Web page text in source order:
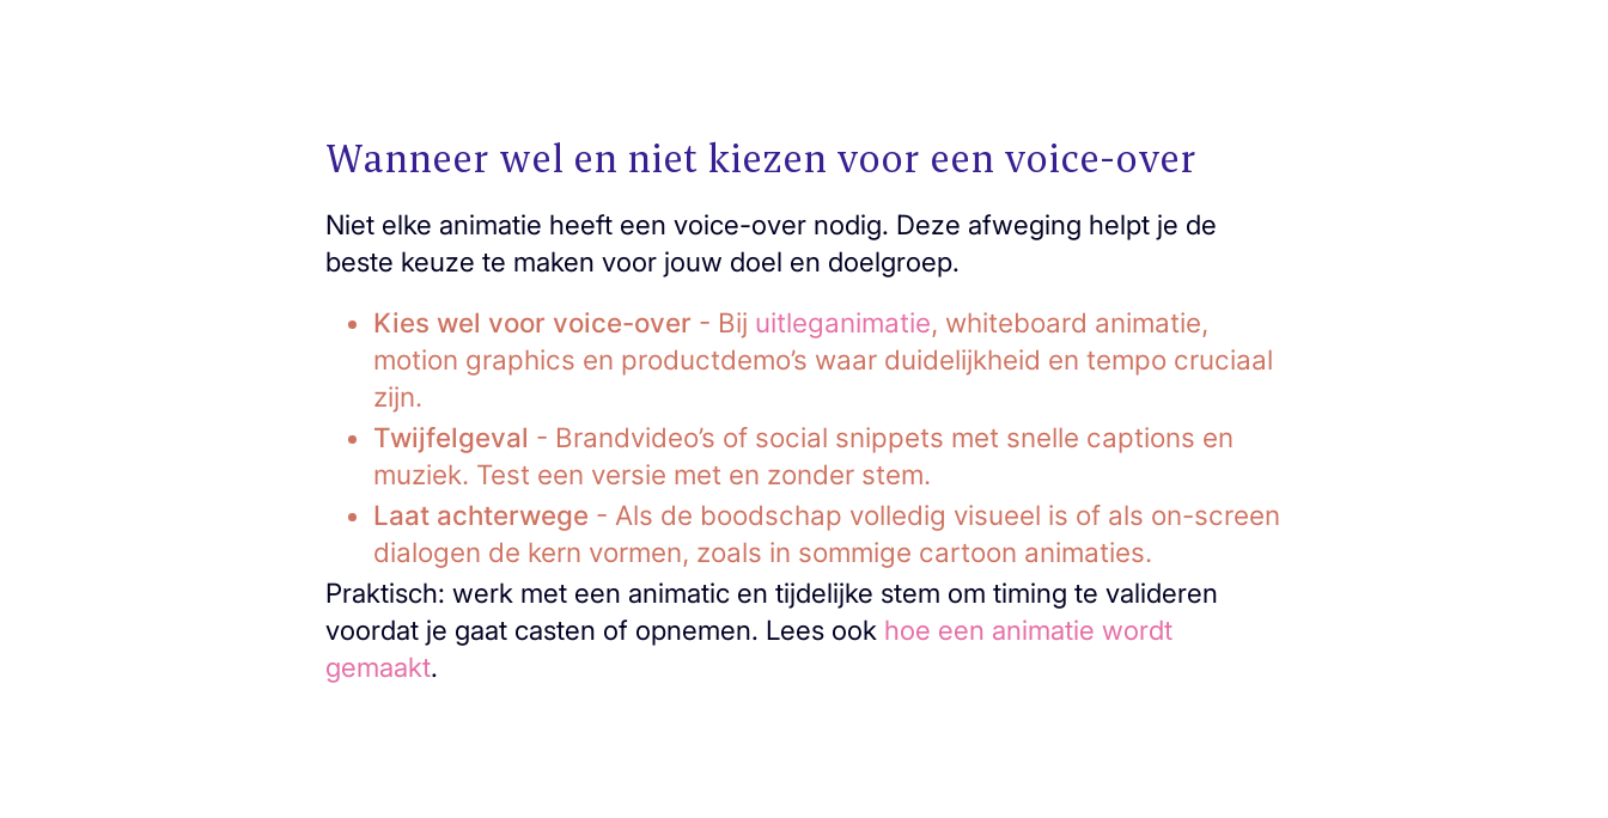
Wanneer wel en niet kiezen voor een voice-over
Niet elke animatie heeft een voice-over nodig. Deze afweging helpt je de
beste keuze te maken voor jouw doel en doelgroep.
Kies wel voor voice-over - Bij uitleganimatie, whiteboard animatie,
motion graphics en productdemo’s waar duidelijkheid en tempo cruciaal
zijn.
Twijfelgeval - Brandvideo’s of social snippets met snelle captions en
muziek. Test een versie met en zonder stem.
Laat achterwege - Als de boodschap volledig visueel is of als on-screen
dialogen de kern vormen, zoals in sommige cartoon animaties.
Praktisch: werk met een animatic en tijdelijke stem om timing te valideren
voordat je gaat casten of opnemen. Lees ook hoe een animatie wordt
gemaakt.